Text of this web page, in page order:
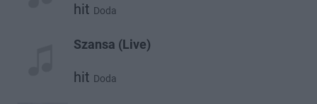
hit Doda
Szansa (Live)
hit Doda